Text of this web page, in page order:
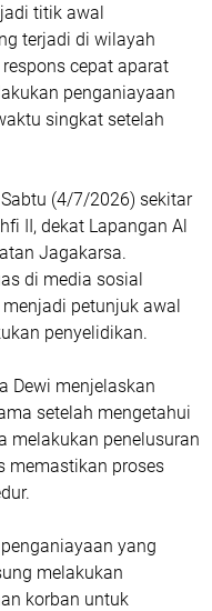
titik awal
terjadi di wilayah
cepat aparat
penganiayaan
singkat setelah
(4/7/2026) sekitar
II, dekat Lapangan Al
Jagakarsa.
di media sosial
petunjuk awal
penyelidikan.
Dewi menjelaskan
setelah mengetahui
melakukan penelusuran
memastikan proses
yang
melakukan
korban untuk